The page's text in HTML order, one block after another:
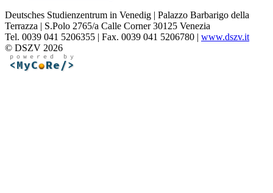
Deutsches Studienzentrum in Venedig | Palazzo Barbarigo della
Terrazza | S.Polo 2765/a Calle Corner 30125 Venezia
Tel. 0039 041 5206355 | Fax. 0039 041 5206780 | www.dszv.it
© DSZV 2026